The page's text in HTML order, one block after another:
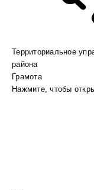
Территориальное
района
Грамота
Нажмите, чтобы